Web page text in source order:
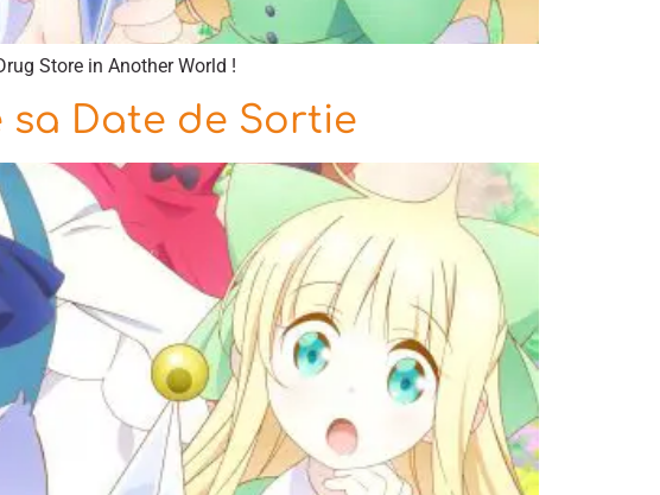
Store in Another World !
sa Date de Sortie